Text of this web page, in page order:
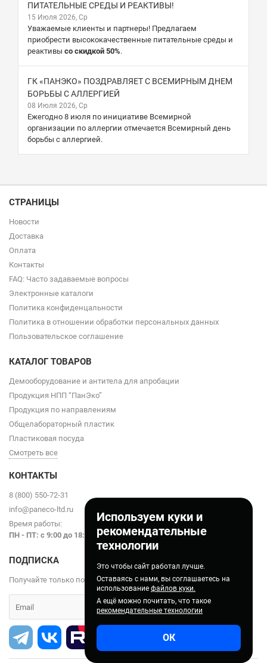
Используем куки и
рекомендательные
технологии
Это чтобы сайт работал лучше.
Оставаясь с нами, вы соглашаетесь на
использование файлов куки.
А ещё можно почитать, что такое
рекомендательные технологии
ОК
ПИТАТЕЛЬНЫЕ СРЕДЫ И РЕАКТИВЫ!
15 Июля 2026, Ср
Уважаемые клиенты и партнеры! Предлагаем
приобрести высококачественные питательные среды и
реактивы со скидкой 50%.
ГК «ПАНЭКО» ПОЗДРАВЛЯЕТ С ВСЕМИРНЫМ ДНЕМ
БОРЬБЫ С АЛЛЕРГИЕЙ
08 Июля 2026, Ср
Ежегодно 8 июля по инициативе Всемирной
организации по аллергии отмечается Всемирный день
борьбы с аллергией.
СТРАНИЦЫ
Новости
Доставка
Оплата
Контакты
FAQ: Часто задаваемые вопросы
Электронные каталоги
Политика конфиденцальности
Политика в отношении обработки персональных данных
Пользовательское соглашение
КАТАЛОГ ТОВАРОВ
Демооборудование и антитела для апробации
Продукция НПП “ПанЭко”
Продукция по направлениям
Общелабораторный пластик
Пластиковая посуда
Смотреть все
КОНТАКТЫ
8 (800) 550-72-31
info@paneco-ltd.ru
Время работы:
ПН - ПТ: с 9:00 до 18:00
ПОДПИСКА
Получайте только полезные статьи!